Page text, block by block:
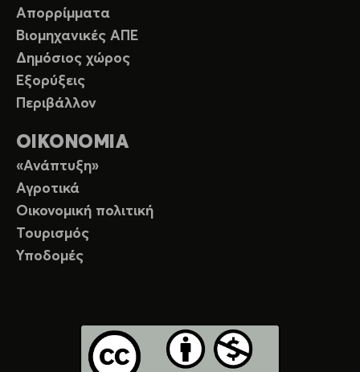
Απορρίμματα
Βιομηχανικές ΑΠΕ
Δημόσιος χώρος
Εξορύξεις
Περιβάλλον
ΟΙΚΟΝΟΜΙΑ
«Ανάπτυξη»
Αγροτικά
Οικονομική πολιτική
Τουρισμός
Υποδομές